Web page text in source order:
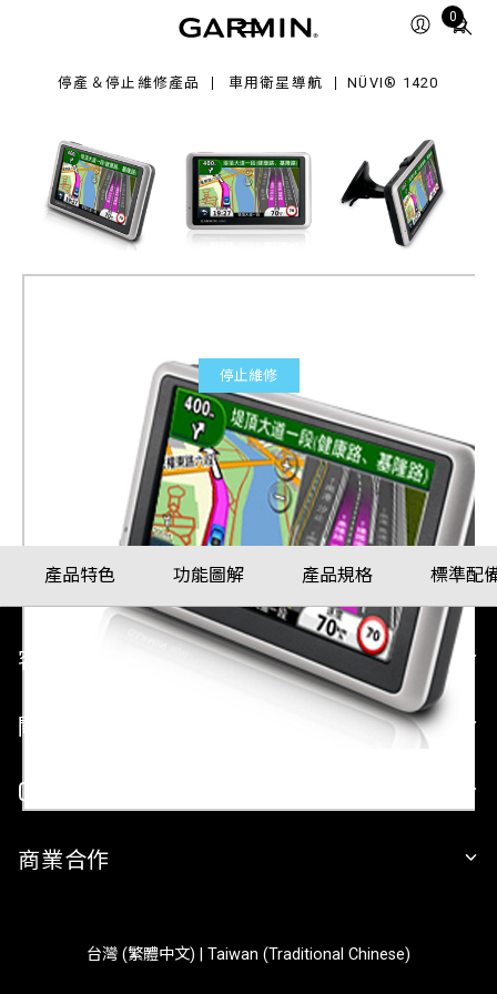
0
Total
停產＆停止維修產品 車用衛星導航 NÜVI® 1420
停止維修
nüvi® 1420
產品料號010-00810-6B
產品特色 功能圖解 產品規格 標準配
客戶服務
關於 GARMIN
GARMIN 平台
商業合作
台灣 (繁體中文) | Taiwan (Traditional Chinese)